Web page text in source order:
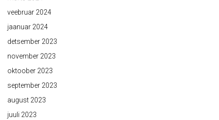
veebruar 2024
jaanuar 2024
detsember 2023
november 2023
oktoober 2023
september 2023
august 2023
juuli 2023